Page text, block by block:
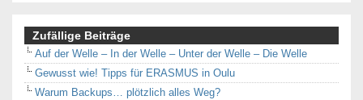
Zufällige Beiträge
Auf der Welle – In der Welle – Unter der Welle – Die Welle
Gewusst wie! Tipps für ERASMUS in Oulu
Warum Backups… plötzlich alles Weg?